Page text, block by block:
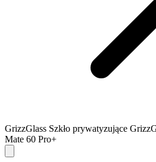
GrizzGlass Szkło prywatyzujące
Mate 60 Pro+